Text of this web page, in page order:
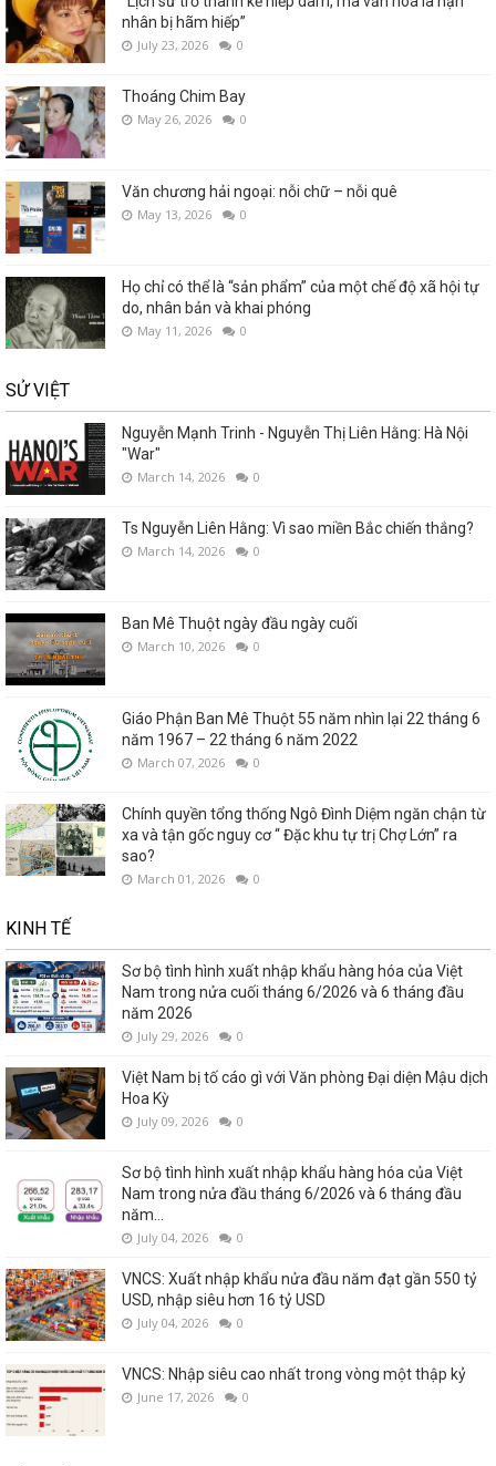
nhân bị hãm hiếp”
July 23, 2026 0
Thoáng Chim Bay
May 26, 2026 0
Văn chương hải ngoại: nỗi chữ – nỗi quê
May 13, 2026 0
Họ chỉ có thể là “sản phẩm” của một chế độ xã hội tự
do, nhân bản và khai phóng
May 11, 2026 0
SỬ VIỆT
Nguyễn Mạnh Trinh - Nguyễn Thị Liên Hằng: Hà Nội
"War"
March 14, 2026 0
Ts Nguyễn Liên Hằng: Vì sao miền Bắc chiến thắng?
March 14, 2026 0
Ban Mê Thuột ngày đầu ngày cuối
March 10, 2026 0
Giáo Phận Ban Mê Thuột 55 năm nhìn lại 22 tháng 6
năm 1967 – 22 tháng 6 năm 2022
March 07, 2026 0
Chính quyền tổng thống Ngô Đình Diệm ngăn chận từ
xa và tận gốc nguy cơ “ Đặc khu tự trị Chợ Lớn” ra
sao?
March 01, 2026 0
KINH TẾ
Sơ bộ tình hình xuất nhập khẩu hàng hóa của Việt
Nam trong nửa cuối tháng 6/2026 và 6 tháng đầu
năm 2026
July 29, 2026 0
Việt Nam bị tố cáo gì với Văn phòng Đại diện Mậu dịch
Hoa Kỳ
July 09, 2026 0
Sơ bộ tình hình xuất nhập khẩu hàng hóa của Việt
Nam trong nửa đầu tháng 6/2026 và 6 tháng đầu
năm...
July 04, 2026 0
VNCS: Xuất nhập khẩu nửa đầu năm đạt gần 550 tỷ
USD, nhập siêu hơn 16 tỷ USD
July 04, 2026 0
VNCS: Nhập siêu cao nhất trong vòng một thập kỷ
June 17, 2026 0